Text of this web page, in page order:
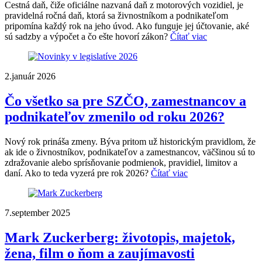
Cestná daň, čiže oficiálne nazvaná daň z motorových vozidiel, je
pravidelná ročná daň, ktorá sa živnostníkom a podnikateľom
pripomína každý rok na jeho úvod. Ako funguje jej účtovanie, aké
sú sadzby a výpočet a čo ešte hovorí zákon? Čítať viac
2.január 2026
Čo všetko sa pre SZČO, zamestnancov a
podnikateľov zmenilo od roku 2026?
Nový rok prináša zmeny. Býva pritom už historickým pravidlom, že
ak ide o živnostníkov, podnikateľov a zamestnancov, väčšinou sú to
zdražovanie alebo sprísňovanie podmienok, pravidiel, limitov a
daní. Ako to teda vyzerá pre rok 2026? Čítať viac
7.september 2025
Mark Zuckerberg: životopis, majetok,
žena, film o ňom a zaujímavosti